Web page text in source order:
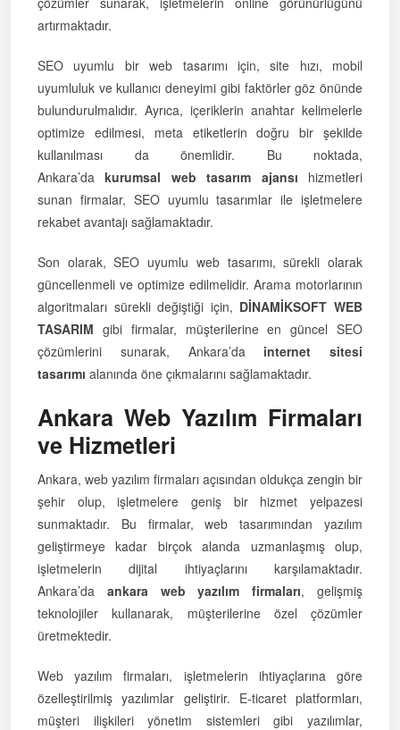
artırmaktadır.
SEO uyumlu bir web tasarımı için, site hızı, mobil
uyumluluk ve kullanıcı deneyimi gibi faktörler göz önünde
bulundurulmalıdır. Ayrıca, içeriklerin anahtar kelimelerle
optimize edilmesi, meta etiketlerin doğru bir şekilde
kullanılması da önemlidir. Bu noktada,
Ankara’dakurumsal web tasarım ajansı hizmetleri
sunan firmalar, SEO uyumlu tasarımlar ile işletmelere
rekabet avantajı sağlamaktadır.
Son olarak, SEO uyumlu web tasarımı, sürekli olarak
güncellenmeli ve optimize edilmelidir. Arama motorlarının
algoritmaları sürekli değiştiği için, DİNAMİKSOFT WEB
TASARIM gibi firmalar, müşterilerine en güncel SEO
çözümlerini sunarak, Ankara’da internet sitesi
tasarımı alanında öne çıkmalarını sağlamaktadır.
Ankara Web Yazılım Firmaları
ve Hizmetleri
Ankara, web yazılım firmaları açısından oldukça zengin bir
şehir olup, işletmelere geniş bir hizmet yelpazesi
sunmaktadır. Bu firmalar, web tasarımından yazılım
geliştirmeye kadar birçok alanda uzmanlaşmış olup,
işletmelerin dijital ihtiyaçlarını karşılamaktadır.
Ankara’da ankara web yazılım firmaları, gelişmiş
teknolojiler kullanarak, müşterilerine özel çözümler
üretmektedir.
Web yazılım firmaları, işletmelerin ihtiyaçlarına göre
özelleştirilmiş yazılımlar geliştirir. E-ticaret platformları,
müşteri ilişkileri yönetim sistemleri gibi yazılımlar,